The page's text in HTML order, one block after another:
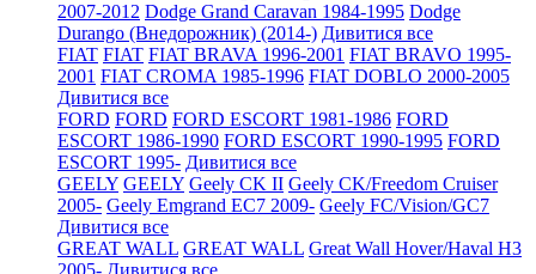
2007-2012 Dodge Grand Caravan 1984-1995 Dodge
Durango (Внедорожник) (2014-) Дивитися все
FIAT FIAT FIAT BRAVA 1996-2001 FIAT BRAVO 1995-
2001 FIAT CROMA 1985-1996 FIAT DOBLO 2000-2005
Дивитися все
FORD FORD FORD ESCORT 1981-1986 FORD
ESCORT 1986-1990 FORD ESCORT 1990-1995 FORD
ESCORT 1995- Дивитися все
GEELY GEELY Geely CK II Geely CK/Freedom Cruiser
2005- Geely Emgrand EC7 2009- Geely FC/Vision/GC7
Дивитися все
GREAT WALL GREAT WALL Great Wall Hover/Haval H3
2005- Дивитися все